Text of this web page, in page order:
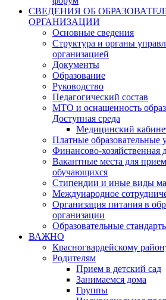
СВЕДЕНИЯ ОБ
ОРГАНИЗАЦИИ
Основные сведения
Структура и органы
организацией
Документы
Образование
Руководство
Педагогический состав
МТО и оснащенность
Доступная среда
Медицинский
Платные образовательные
Финансово-хозяйственная
Вакантные места для
обучающихся
Стипендии и иные виды
Международное
Организация питания в
организации
Образовательные
ВАЖНО
Красногвардейскому
Родителям
Прием в детский сад
Занимаемся дома
Группы